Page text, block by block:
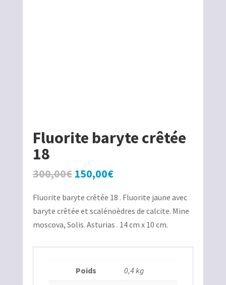
Fluorite baryte crêtée
18
300,00€ Le
initial
était :
300,00€.
150,00€Le
actuel
est :
150,00€.
Fluorite baryte crêtée 18 . Fluorite jaune avec
baryte crêtée et scalénoèdres de calcite. Mine
moscova, Solis. Asturias . 14 cm x 10 cm.
Poids 0,4 kg